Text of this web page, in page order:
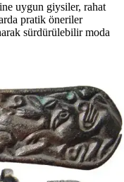
uygun giysiler, rahat
pratik öneriler
sürdürülebilir moda